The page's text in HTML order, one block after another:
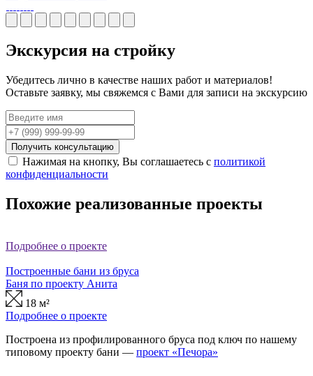
Экскурсия на стройку
Убедитесь лично в качестве наших работ и материалов!
Оставьте заявку, мы свяжемся с Вами для записи на экскурсию
Получить консультацию
Нажимая на кнопку, Вы соглашаетесь с политикой
конфиденциальности
Похожие реализованные проекты
Подробнее о проекте
Построенные бани из бруса
Баня по проекту Анита
18 м²
Подробнее о проекте
Построена из профилированного бруса под ключ по нашему
типовому проекту бани — проект «Печора»